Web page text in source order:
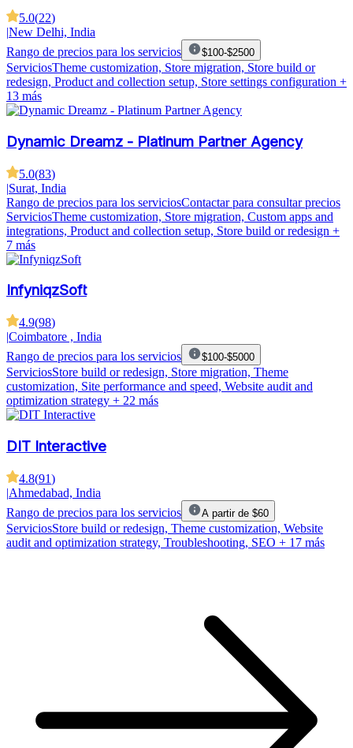
5.0(22)
|New Delhi, India
Rango de precios para los servicios
$100-$2500
ServiciosTheme customization, Store migration, Store build or
redesign, Product and collection setup, Store settings configuration +
13 más
Dynamic Dreamz - Platinum Partner Agency
5.0(83)
|Surat, India
Rango de precios para los serviciosContactar para consultar precios
ServiciosTheme customization, Store migration, Custom apps and
integrations, Product and collection setup, Store build or redesign +
7 más
InfyniqzSoft
4.9(98)
|Coimbatore , India
Rango de precios para los servicios
$100-$5000
ServiciosStore build or redesign, Store migration, Theme
customization, Site performance and speed, Website audit and
optimization strategy + 22 más
DIT Interactive
4.8(91)
|Ahmedabad, India
Rango de precios para los servicios
A partir de $60
ServiciosStore build or redesign, Theme customization, Website
audit and optimization strategy, Troubleshooting, SEO + 17 más